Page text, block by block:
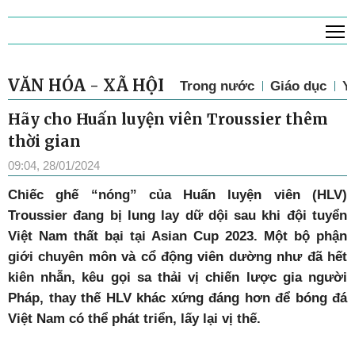
VĂN HÓA - XÃ HỘI Trong nước Giáo dục Y
Hãy cho Huấn luyện viên Troussier thêm
thời gian
09:04, 28/01/2024
Chiếc ghế “nóng” của Huấn luyện viên (HLV)
Troussier đang bị lung lay dữ dội sau khi đội tuyển
Việt Nam thất bại tại Asian Cup 2023. Một bộ phận
giới chuyên môn và cổ động viên dường như đã hết
kiên nhẫn, kêu gọi sa thải vị chiến lược gia người
Pháp, thay thế HLV khác xứng đáng hơn để bóng đá
Việt Nam có thể phát triển, lấy lại vị thế.